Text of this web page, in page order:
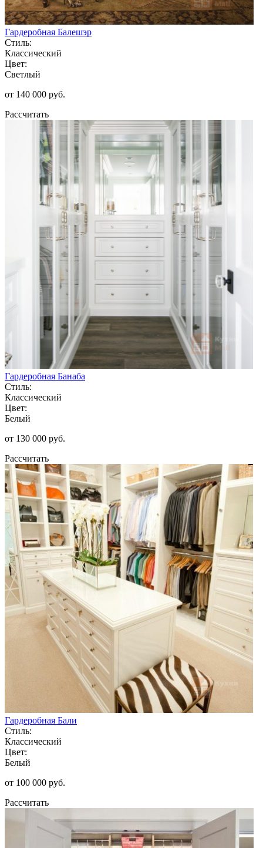
Гардеробная Балешэр
Стиль:
Классический
Цвет:
Светлый
от 140 000 руб.
Рассчитать
Гардеробная Банаба
Стиль:
Классический
Цвет:
Белый
от 130 000 руб.
Рассчитать
Гардеробная Бали
Стиль:
Классический
Цвет:
Белый
от 100 000 руб.
Рассчитать